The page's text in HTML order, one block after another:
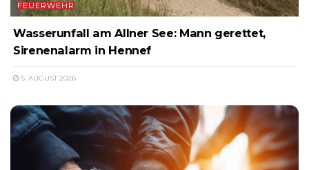
FEUERWEHR
Wasserunfall am Allner See: Mann gerettet,
Sirenenalarm in Hennef
5. AUGUST 2026